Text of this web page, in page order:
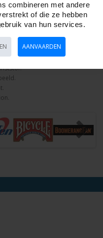
Details
combineren met andere
of die ze hebben
van hun services.
AANVAARDEN